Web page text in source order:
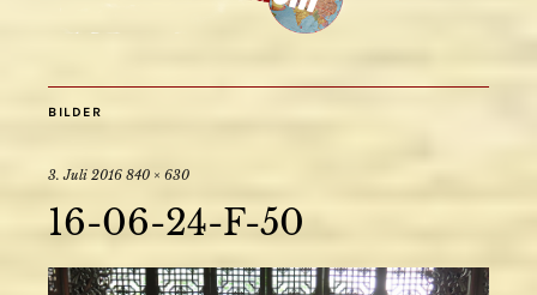
BILDER
3. Juli 2016 840 × 630
16-06-24-F-50